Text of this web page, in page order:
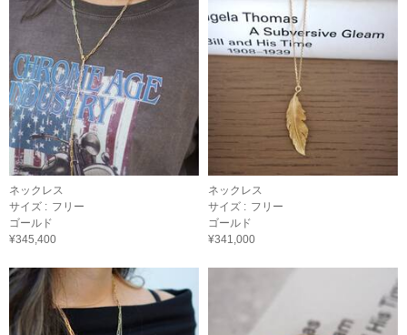
ネックレス
サイズ : フリー
ゴールド
¥345,400
ネックレス
サイズ : フリー
ゴールド
¥341,000